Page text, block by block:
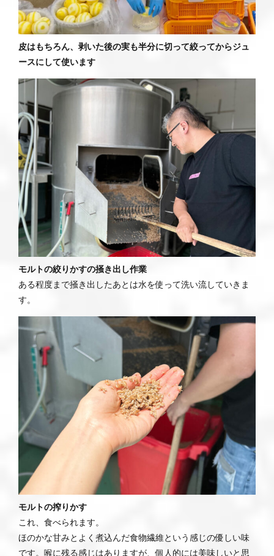
皮はもちろん、剥いた後の実も半分に切って絞ってからジュ
ースにして使います
モルトの絞りかすの掻き出し作業
ある程度まで掻き出したあとは水を使って洗い流していきま
す。
モルトの搾りかす
これ、食べられます。
ほのかな甘みとよく煮込んだ食物繊維という感じの優しい味
です。喉に残る感じはありますが、個人的には美味しいと思